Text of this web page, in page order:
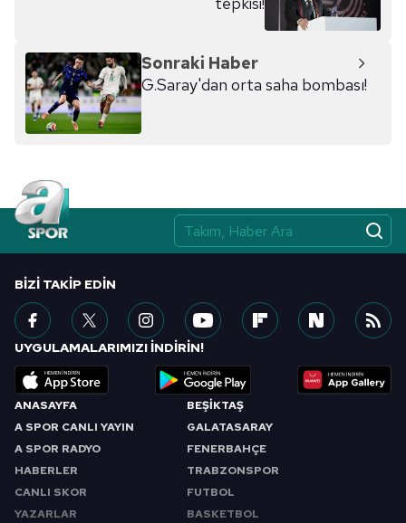
Sonraki Haber
G.Saray'dan orta saha bombası!
ANASAYFA
A SPOR CANLI YAYIN
A SPOR RADYO
HABERLER
CANLI SKOR
YAZARLAR
BEŞİKTAŞ
GALATASARAY
FENERBAHÇE
TRABZONSPOR
FUTBOL
BASKETBOL
BIZI TAKIP EDIN
UYGULAMALARIMIZI İNDİRİN!